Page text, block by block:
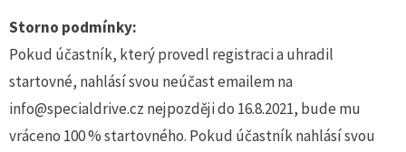
Storno podmínky:
Pokud účastník, který provedl registraci a uhradil
startovné, nahlásí svou neúčast emailem na
info@specialdrive.cz nejpozději do 16.8.2021, bude mu
vráceno 100 % startovného. Pokud účastník nahlásí svou